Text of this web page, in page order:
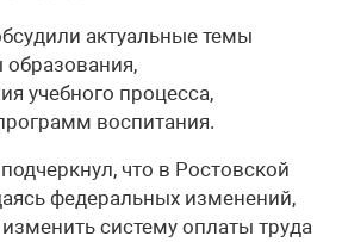
актуальные темы
образования,
учебного процесса,
воспитания.
что в Ростовской
федеральных изменений,
систему оплаты труда